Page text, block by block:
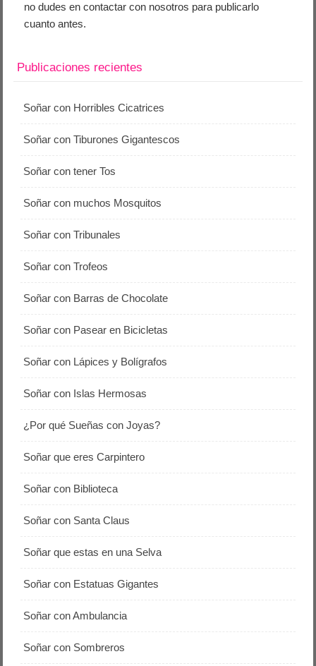
no dudes en contactar con nosotros para publicarlo
cuanto antes.
Publicaciones recientes
Soñar con Horribles Cicatrices
Soñar con Tiburones Gigantescos
Soñar con tener Tos
Soñar con muchos Mosquitos
Soñar con Tribunales
Soñar con Trofeos
Soñar con Barras de Chocolate
Soñar con Pasear en Bicicletas
Soñar con Lápices y Bolígrafos
Soñar con Islas Hermosas
¿Por qué Sueñas con Joyas?
Soñar que eres Carpintero
Soñar con Biblioteca
Soñar con Santa Claus
Soñar que estas en una Selva
Soñar con Estatuas Gigantes
Soñar con Ambulancia
Soñar con Sombreros